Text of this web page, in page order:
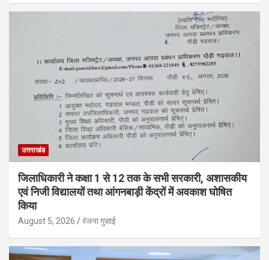
उत्तराखंड
जिलाधिकारी ने कक्षा 1 से 12 तक के सभी सरकारी, अशासकीय
एवं निजी विद्यालयों तथा आंगनबाड़ी केंद्रों में अवकाश घोषित
किया
August 5, 2026 रंजना गुसाई